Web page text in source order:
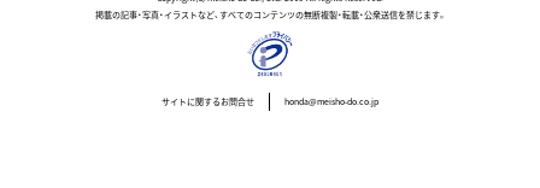
掲載の記事・写真・イラストなど、すべてのコンテンツの無断複製・転載・公衆送信を禁じます。
サイトに関するお問合せ honda@meisho-do.co.jp